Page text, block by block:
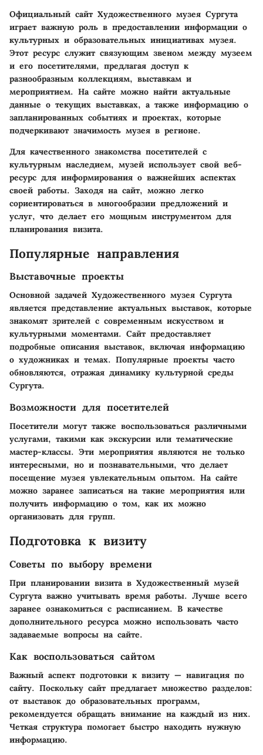
Официальный сайт Художественного музея Сургута
играет важную роль в предоставлении информации о
культурных и образовательных инициативах музея.
Этот ресурс служит связующим звеном между музеем
и его посетителями, предлагая доступ к
разнообразным коллекциям, выставкам и
мероприятием. На сайте можно найти актуальные
данные о текущих выставках, а также информацию о
запланированных событиях и проектах, которые
подчеркивают значимость музея в регионе.
Для качественного знакомства посетителей с
культурным наследием, музей использует свой веб-
ресурс для информирования о важнейших аспектах
своей работы. Заходя на сайт, можно легко
сориентироваться в многообразии предложений и
услуг, что делает его мощным инструментом для
планирования визита.
Популярные направления
Выставочные проекты
Основной задачей Художественного музея Сургута
является представление актуальных выставок, которые
знакомят зрителей с современным искусством и
культурными моментами. Сайт предоставляет
подробные описания выставок, включая информацию
о художниках и темах. Популярные проекты часто
обновляются, отражая динамику культурной среды
Сургута.
Возможности для посетителей
Посетители могут также воспользоваться различными
услугами, такими как экскурсии или тематические
мастер-классы. Эти мероприятия являются не только
интересными, но и познавательными, что делает
посещение музея увлекательным опытом. На сайте
можно заранее записаться на такие мероприятия или
получить информацию о том, как их можно
организовать для групп.
Подготовка к визиту
Советы по выбору времени
При планировании визита в Художественный музей
Сургута важно учитывать время работы. Лучше всего
заранее ознакомиться с расписанием. В качестве
дополнительного ресурса можно использовать часто
задаваемые вопросы на сайте.
Как воспользоваться сайтом
Важный аспект подготовки к визиту — навигация по
сайту. Поскольку сайт предлагает множество разделов:
от выставок до образовательных программ,
рекомендуется обращать внимание на каждый из них.
Четкая структура помогает быстро находить нужную
информацию.